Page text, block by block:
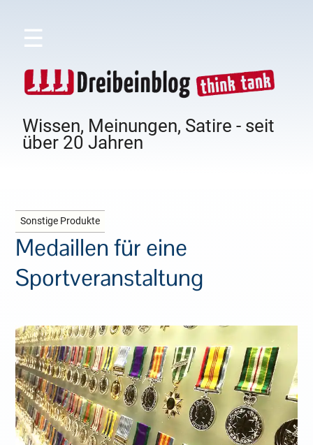
☰
Wissen, Meinungen, Satire - seit
über 20 Jahren
Sonstige Produkte
Medaillen für eine
Sportveranstaltung